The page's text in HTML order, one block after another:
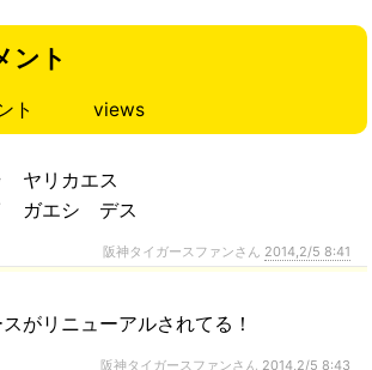
ント
ト views
ヤリカエス
ガエシ デス
阪神タイガースファンさん 2014,2/5 8:41
がリニューアルされてる！
阪神タイガースファンさん 2014,2/5 8:43